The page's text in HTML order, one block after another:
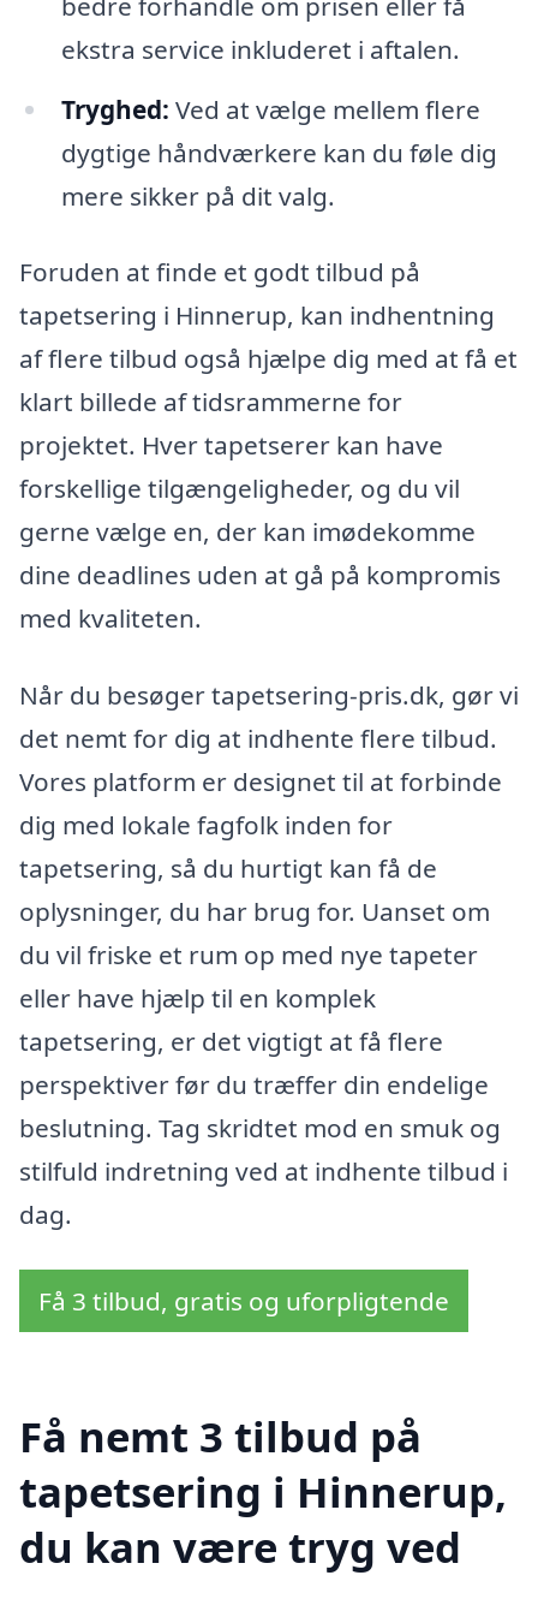
ekstra service inkluderet i aftalen.
Tryghed: Ved at vælge mellem flere
dygtige håndværkere kan du føle dig
mere sikker på dit valg.
Foruden at finde et godt tilbud på
tapetsering i Hinnerup, kan indhentning
af flere tilbud også hjælpe dig med at få et
klart billede af tidsrammerne for
projektet. Hver tapetserer kan have
forskellige tilgængeligheder, og du vil
gerne vælge en, der kan imødekomme
dine deadlines uden at gå på kompromis
med kvaliteten.
Når du besøger tapetsering-pris.dk, gør vi
det nemt for dig at indhente flere tilbud.
Vores platform er designet til at forbinde
dig med lokale fagfolk inden for
tapetsering, så du hurtigt kan få de
oplysninger, du har brug for. Uanset om
du vil friske et rum op med nye tapeter
eller have hjælp til en komplek
tapetsering, er det vigtigt at få flere
perspektiver før du træffer din endelige
beslutning. Tag skridtet mod en smuk og
stilfuld indretning ved at indhente tilbud i
dag.
Få 3 tilbud, gratis og uforpligtende
Få nemt 3 tilbud på
tapetsering i Hinnerup,
du kan være tryg ved